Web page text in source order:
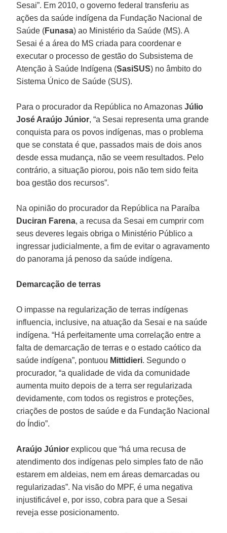
Sesai”. Em 2010, o governo federal transferiu as
ações da saúde indígena da Fundação Nacional de
Saúde (Funasa) ao Ministério da Saúde (MS). A
Sesai é a área do MS criada para coordenar e
executar o processo de gestão do Subsistema de
Atenção à Saúde Indígena (SasiSUS) no âmbito do
Sistema Único de Saúde (SUS).
Para o procurador da República no AmazonasJúlio
José Araújo Júnior, “a Sesai representa uma grande
conquista para os povos indígenas, mas o problema
que se constata é que, passados mais de dois anos
desde essa mudança, não se veem resultados. Pelo
contrário, a situação piorou, pois não tem sido feita
boa gestão dos recursos”.
Na opinião do procurador da República na Paraíba
Duciran Farena, a recusa da Sesai em cumprir com
seus deveres legais obriga o Ministério Público a
ingressar judicialmente, a fim de evitar o agravamento
do panorama já penoso da saúde indígena.
Demarcação de terras
O impasse na regularização de terras indígenas
influencia, inclusive, na atuação da Sesai e na saúde
indígena. “Há perfeitamente uma correlação entre a
falta de demarcação de terras e o estado caótico da
saúde indígena”, pontuou Mittidieri. Segundo o
procurador, “a qualidade de vida da comunidade
aumenta muito depois de a terra ser regularizada
devidamente, com todos os registros e proteções,
criações de postos de saúde e da Fundação Nacional
do Índio”.
Araújo Júnior explicou que “há uma recusa de
atendimento dos indígenas pelo simples fato de não
estarem em aldeias, nem em áreas demarcadas ou
regularizadas”. Na visão do MPF, é uma negativa
injustificável e, por isso, cobra para que a Sesai
reveja esse posicionamento.